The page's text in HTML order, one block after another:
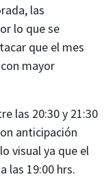
las
lo que se
que el mes
mayor
las 20:30 y 21:30
anticipación
visual ya que el
las 19:00 hrs.